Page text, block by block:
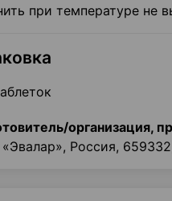
при температуре не
организация,
Россия,